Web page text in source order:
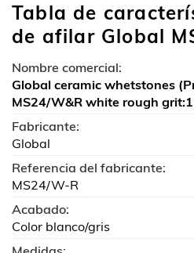
Tabla de
de afilar Global
Nombre comercial:
Global ceramic whetstones
MS24/W&R white rough
Fabricante:
Global
Referencia del fabricante:
MS24/W-R
Acabado:
Color blanco/gris